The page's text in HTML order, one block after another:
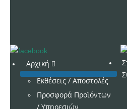
Αρχική
Εκθέσεις / Αποστολές
Προσφορά Προϊόντων
/ Υπηρεσιών